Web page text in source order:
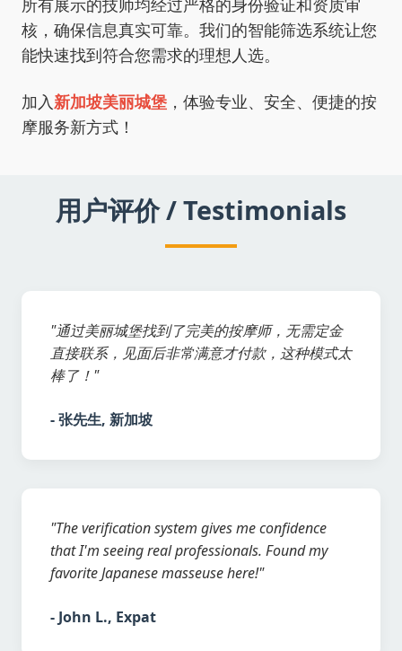
所有展示的技师均经过严格的身份验证和资质审
核，确保信息真实可靠。我们的智能筛选系统让您
能快速找到符合您需求的理想人选。
加入新加坡美丽城堡，体验专业、安全、便捷的按
摩服务新方式！
用户评价 / Testimonials
"通过美丽城堡找到了完美的按摩师，无需定金
直接联系，见面后非常满意才付款，这种模式太
棒了！"
- 张先生, 新加坡
"The verification system gives me confidence
that I'm seeing real professionals. Found my
favorite Japanese masseuse here!"
- John L., Expat